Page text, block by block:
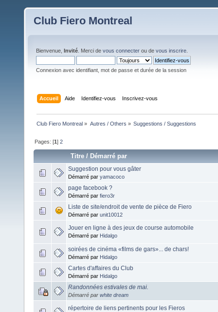
Club Fiero Montreal
Bienvenue, Invité . Merci de vous connecter ou de vous inscrire
Connexion avec identifiant, mot de passe et durée de la session
Accueil Aide Identifiez-vous Inscrivez-vous
Club Fiero Montreal » Autres / Others » Suggestions / Suggestions
Pages: [1]2
Titre /Démarré par
Suggestion pour vous gâter
Démarré par yamacoco
page facebook ?
Démarré par fiero3r
Liste de site/endroit de vente de pièce de Fiero
Démarré par unit10012
Jouer en ligne à des jeux de course automobile
Démarré par Hidalgo
soirées de cinéma «films de gars»... de chars!
Démarré par Hidalgo
Cartes d'affaires du Club
Démarré par Hidalgo
Randonnées estivales de mai.
Démarré par white dream
répertoire de liens pertinents pour les Fieros